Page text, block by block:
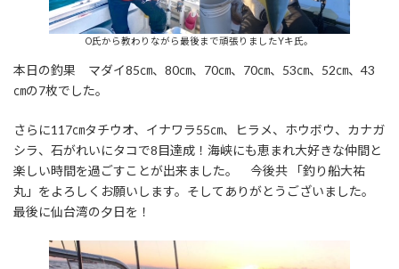
O氏から教わりながら最後まで頑張りましたYキ氏。
本日の釣果 マダイ85㎝、80㎝、70㎝、70㎝、53㎝、52㎝、43
㎝の7枚でした。
さらに117㎝タチウオ、イナワラ55㎝、ヒラメ、ホウボウ、カナガ
シラ、石がれいにタコで8目達成！海峡にも恵まれ大好きな仲間と
楽しい時間を過ごすことが出来ました。 今後共 「釣り船大祐
丸」をよろしくお願いします。そしてありがとうございました。
最後に仙台湾の夕日を！